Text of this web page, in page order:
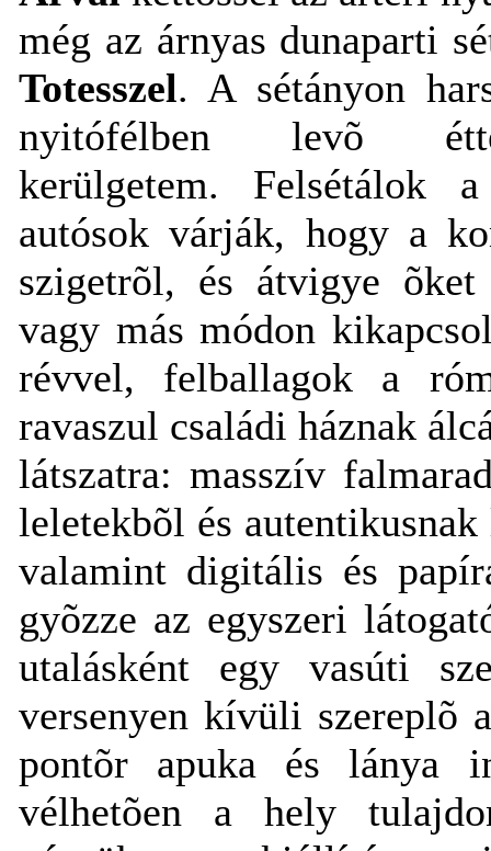
még az árnyas dunaparti
Totesszel. A sétányon
nyitófélben levõ
kerülgetem. Felsétálok
autósok várják, hogy a
szigetrõl, és átvigye
vagy más módon
révvel, felballagok a
ravaszul családi háznak
látszatra: masszív
leletekbõl és
valamint digitális és
gyõzze az egyszeri
utalásként egy vasúti
versenyen kívüli szereplõ
pontõr apuka és lánya
vélhetõen a hely